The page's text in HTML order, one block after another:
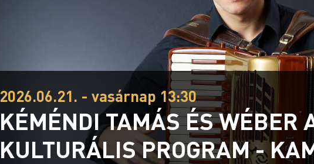
2026.06.21. - vasárnap 13:30
KÉMÉNDI TAMÁS ÉS WÉBER
KULTURÁLIS PROGRAM -